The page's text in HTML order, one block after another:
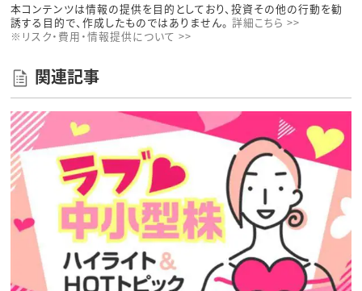
本コンテンツは情報の提供を目的としており、投資その他の行動を勧
誘する目的で、作成したものではありません。 詳細こちら >>
※リスク・費用・情報提供について >>
関連記事